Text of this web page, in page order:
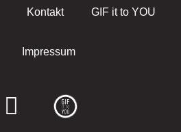
Kontakt GIF it to YOU
Impressum
E